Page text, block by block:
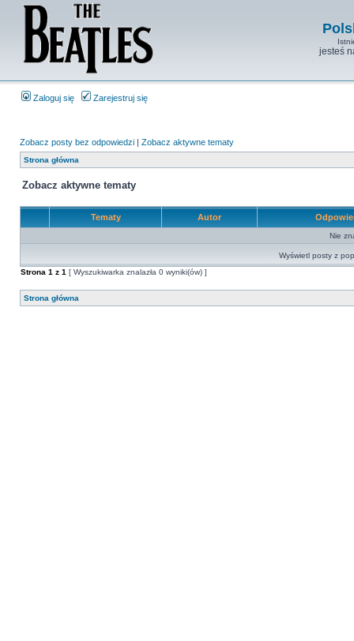
jesteś
Zaloguj się Zarejestruj się
Zobacz posty bez odpowiedzi | Zobacz aktywne tematy
Strona główna
Zobacz aktywne tematy
Tematy Autor
Nie
Wyświetl posty z
Strona 1 z 1 [ Wyszukiwarka znalazła 0 wyniki(ów) ]
Strona główna